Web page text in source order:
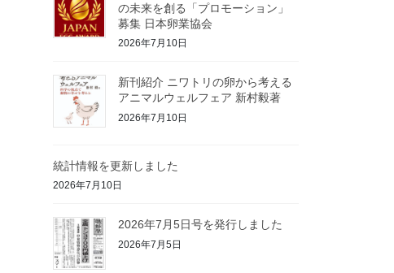
の未来を創る「プロモーション」
募集 日本卵業協会
2026年7月10日
新刊紹介 ニワトリの卵から考える
アニマルウェルフェア 新村毅著
2026年7月10日
統計情報を更新しました
2026年7月10日
2026年7月5日号を発行しました
2026年7月5日